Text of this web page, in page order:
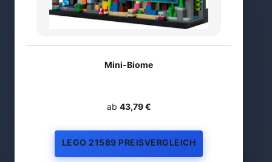
Mini-Biome
ab 43,79 €
LEGO 21589 PREISVERGLEICH